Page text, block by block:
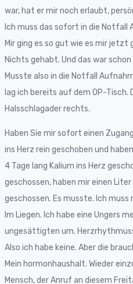
war, hat er mir noch erlaubt,
Ich muss das sofort in die Notfall
Mir ging es so gut wie es mir jetzt
Nichts gehabt. Und das war
Musste also in die Notfall
lag ich bereits auf dem OP-Tisch.
Halsschlagader rechts.
Haben Sie mir sofort einen
ins Herz rein geschoben und
4 Tage lang Kalium ins Herz
geschossen, haben mir einen
geschossen. Es musste. Ich
Im Liegen. Ich habe eine Ungers
ungesättigten um.
Also ich habe keine. Aber die
Mein hormonhaushalt. Wieder
Mensch, der Anruf an diesem